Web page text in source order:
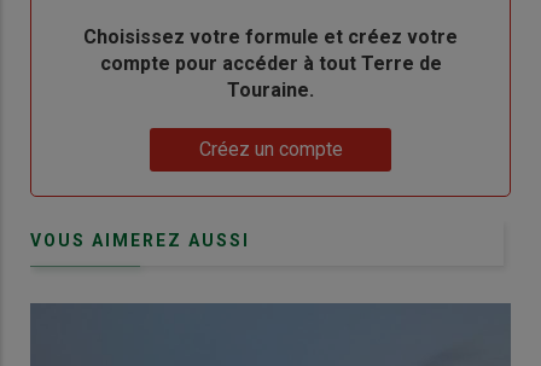
BodyChoisissez votre formule et créez votre
compte pour accéder à tout Terre de
Touraine.
Créez un compte
VOUS AIMEREZ AUSSI